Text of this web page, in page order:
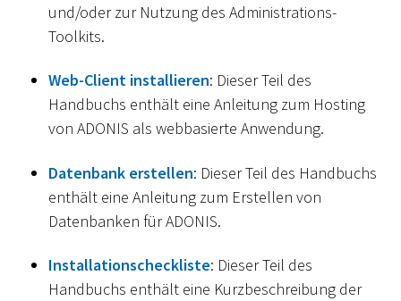
und/oder zur Nutzung des Administrations-
Toolkits.
Web-Client installieren: Dieser Teil des
Handbuchs enthält eine Anleitung zum Hosting
von ADONIS als webbasierte Anwendung.
Datenbank erstellen: Dieser Teil des Handbuchs
enthält eine Anleitung zum Erstellen von
Datenbanken für ADONIS.
Installationscheckliste: Dieser Teil des
Handbuchs enthält eine Kurzbeschreibung der